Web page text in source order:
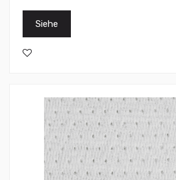
Siehe